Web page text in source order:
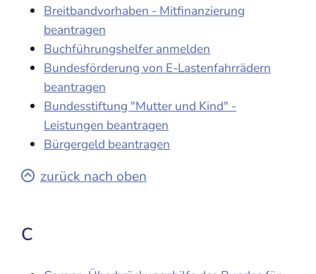
Breitbandvorhaben - Mitfinanzierung
beantragen
Buchführungshelfer anmelden
Bundesförderung von E-Lastenfahrrädern
beantragen
Bundesstiftung "Mutter und Kind" -
Leistungen beantragen
Bürgergeld beantragen
zurück nach oben
C